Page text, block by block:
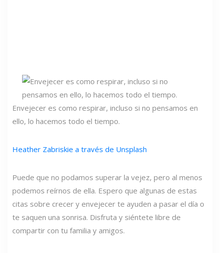
Envejecer es como respirar, incluso si no pensamos en
ello, lo hacemos todo el tiempo.
Heather Zabriskie a través de Unsplash
Puede que no podamos superar la vejez, pero al menos
podemos reírnos de ella. Espero que algunas de estas
citas sobre crecer y envejecer te ayuden a pasar el día o
te saquen una sonrisa. Disfruta y siéntete libre de
compartir con tu familia y amigos.